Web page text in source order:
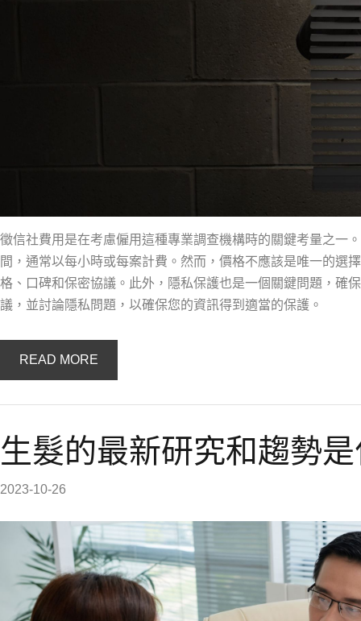
徵信社費用是在考慮僱用這種專業調查機構時的關鍵考量之一
間，通常以每小時或每案計費。然而，價格不應該是唯一的選
格、口碑和保密協議。此外，隱私保護也是一個關鍵問題，確
議，並討論隱私問題，以確保您的資訊得到適當的保護。
READ MORE
生髮的最新研究和趨勢
2023-10-26